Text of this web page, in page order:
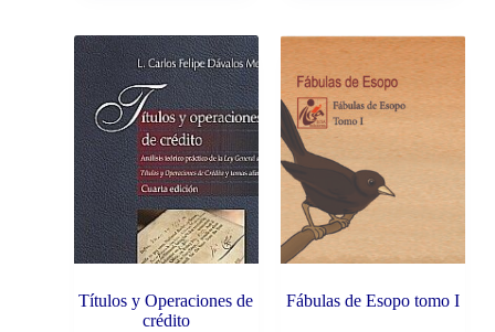
Títulos y Operaciones de
crédito
Fábulas de Esopo tomo I